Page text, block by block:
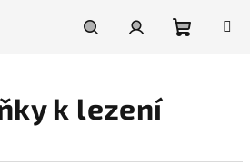
k lezení